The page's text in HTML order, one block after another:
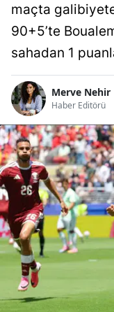
maçta
90+5’te
sahadan 1
Merve Nehir
Haber Editörü